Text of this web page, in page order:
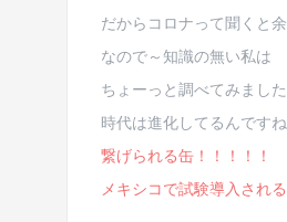
だからコロナって聞くと
なので～知識の無い私は
ちょーっと調べてみました
時代は進化してるんです
繋げられる缶！！！！！
メキシコで試験導入され